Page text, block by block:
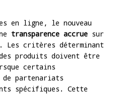
en ligne, le nouveau
transparence accrue sur
Les critères déterminant
produits doivent être
certains
de partenariats
spécifiques. Cette